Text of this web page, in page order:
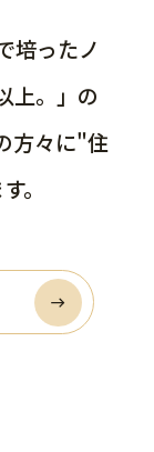
培ったノ
上。」の
方々に"住
。